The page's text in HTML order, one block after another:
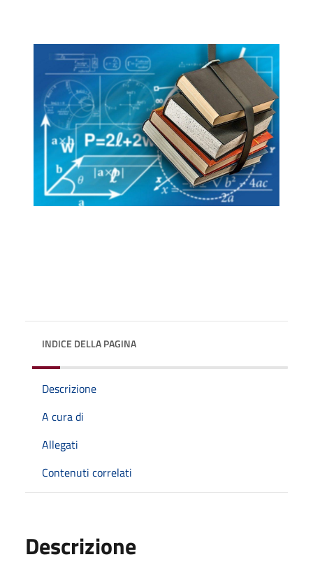
INDICE DELLA PAGINA
Descrizione
A cura di
Allegati
Contenuti correlati
Descrizione